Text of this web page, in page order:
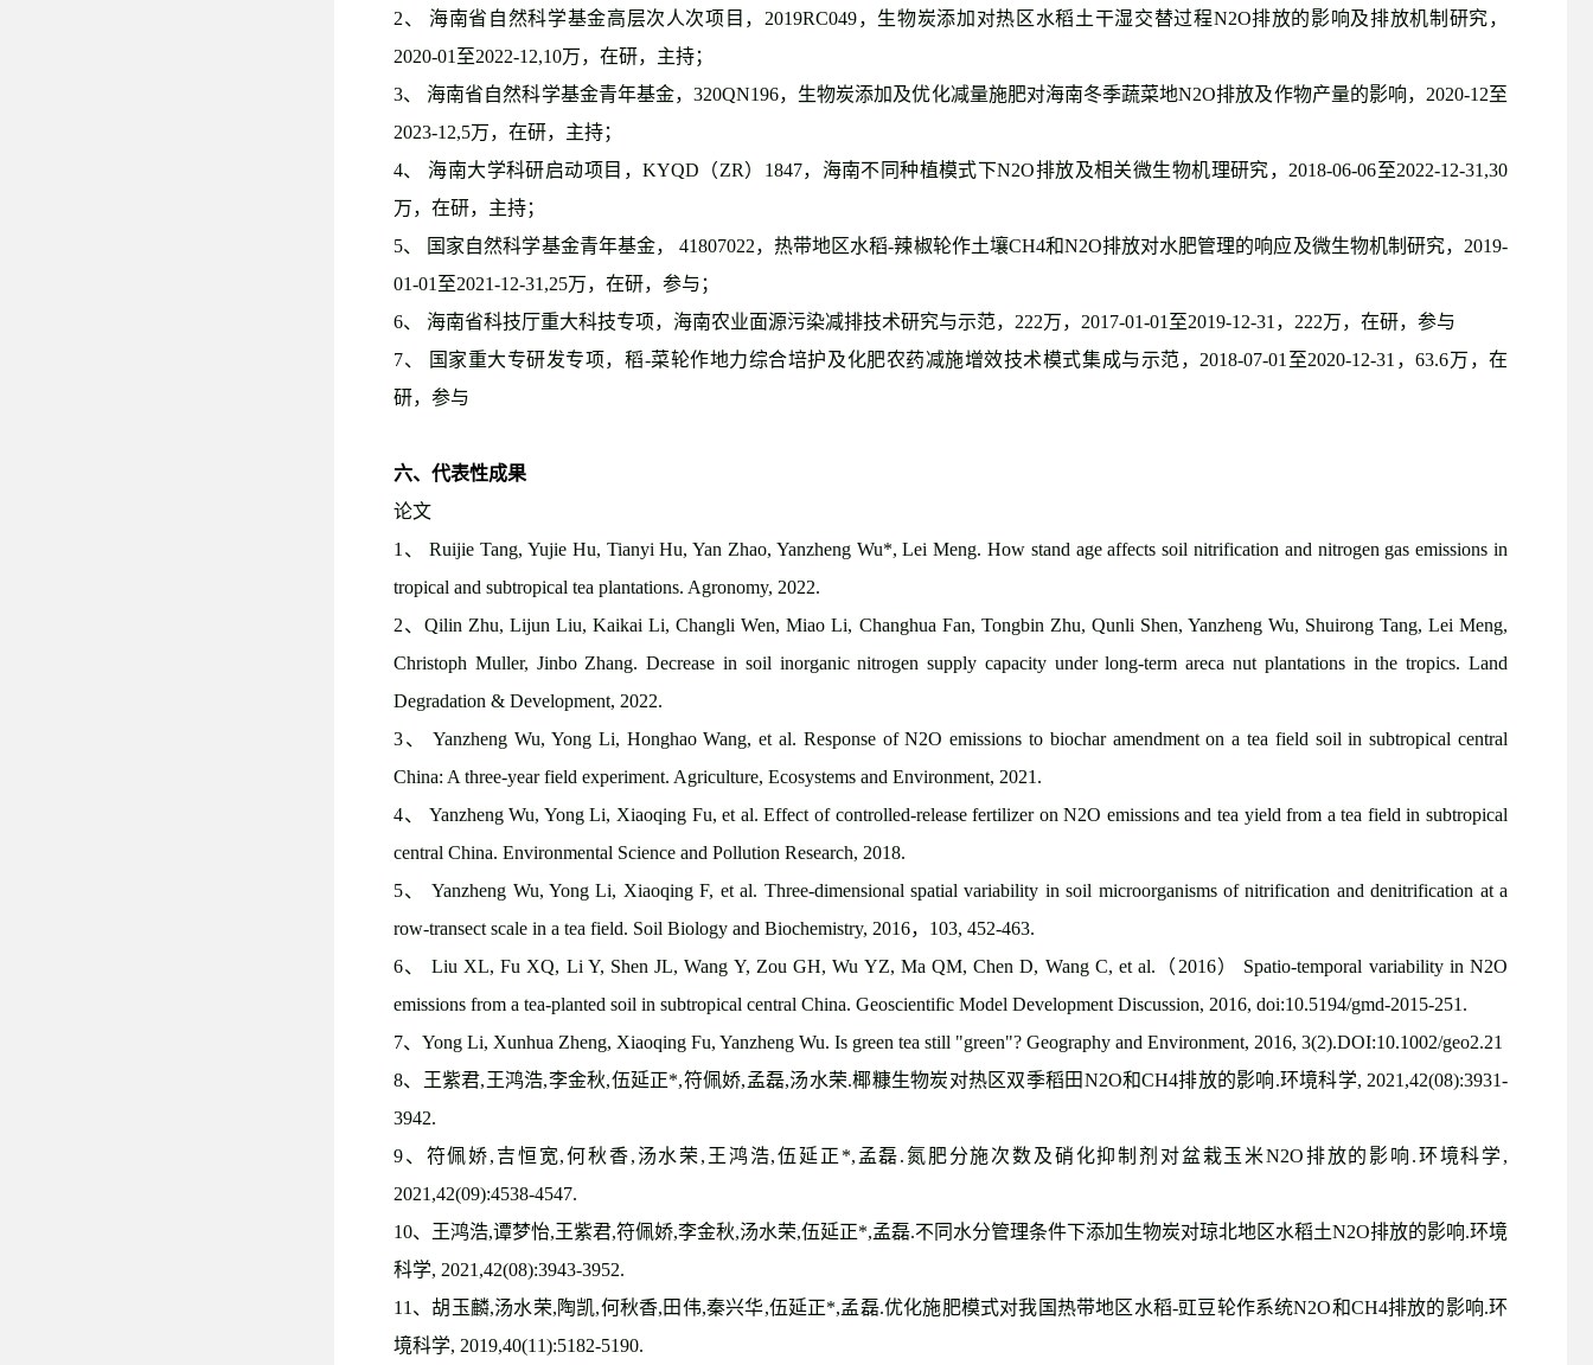
2、 海南省自然科学基金高层次人次项目， 2019RC049，生物炭添加对热区水稻土干湿交替过程N2O排放的影响及排放机制研究，
2020-01 至2022-12,10万，在研，主持；
3、 海南省自然科学基金青年基金， 320QN196，生物炭添加及优化减量施肥对海南冬季蔬菜地N2O排放及作物产量的影响， 2020-12至
2023-12,5万，在研，主持；
4、 海南大学科研启动项目， KYQD （ZR） 1847，海南不同种植模式下N2O排放及相关微生物机理研究， 2018-06-06至2022-12-31,30
万，在研，主持；
5、 国家自然科学基金青年基金， 41807022，热带地区水稻-辣椒轮作土壤CH4和N2O排放对水肥管理的响应及微生物机制研究， 2019-
01-01 至2021-12-31,25万，在研，参与；
6、 海南省科技厅重大科技专项，海南农业面源污染减排技术研究与示范， 222万， 2017-01-01 至2019-12-31 ， 222万，在研，参与
7、 国家重大专研发专项，稻-菜轮作地力综合培护及化肥农药减施增效技术模式集成与示范， 2018-07-01 至2020-12-31 ，63.6万，在
研，参与
六、代表性成果
论文
1 、
Ruijie Tang, Yujie Hu, Tianyi Hu, Yan Zhao, Yanzheng Wu*, Lei Meng. How stand age affects soil nitrification and nitrogen gas emissions in
tropical and subtropical tea plantations. Agronomy, 2022.
2、Qilin Zhu, Lijun Liu, Kaikai Li, Changli Wen, Miao Li, Changhua Fan, Tongbin Zhu, Qunli Shen, Yanzheng Wu, Shuirong Tang, Lei Meng,
Christoph Muller, Jinbo Zhang. Decrease in soil inorganic nitrogen supply capacity under long-term areca nut plantations in the tropics. Land
Degradation & Development, 2022.
3、
Yanzheng Wu, Yong Li, Honghao Wang, et al. Response of N2O emissions to biochar amendment on a tea field soil in subtropical central
China: A three-year field experiment. Agriculture, Ecosystems and Environment, 2021.
4、
Yanzheng Wu, Yong Li, Xiaoqing Fu, et al. Effect of controlled-release fertilizer on N2O emissions and tea yield from a tea field in subtropical
central China. Environmental Science and Pollution Research, 2018.
5、
Yanzheng Wu, Yong Li, Xiaoqing F, et al. Three-dimensional spatial variability in soil microorganisms of nitrification and denitrification at a
row-transect scale in a tea field. Soil Biology and Biochemistry, 2016， 103, 452-463.
6、 Liu XL, Fu XQ, Li Y, Shen JL, Wang Y, Zou GH, Wu YZ, Ma QM, Chen D, Wang C, et al. （ 2016）
Spatio-temporal variability in N2O
emissions from a tea-planted soil in subtropical central China. Geoscientific Model Development Discussion, 2016, doi:10.5194/gmd-2015-251.
7、 Yong Li, Xunhua Zheng, Xiaoqing Fu, Yanzheng Wu. Is green tea still "green"? Geography and Environment, 2016, 3(2).DOI:10.1002/geo2.21
8、王紫君, 王鸿浩,李金秋,伍延正*,符佩娇,孟磊,汤水荣.椰糠生物炭对热区双季稻田N2O和CH4排放的影响.环境科学, 2021,42(08):3931-
3942.
9、符佩娇, 吉恒宽,何秋香, 汤水荣 , 王鸿浩,伍延正 *, 孟磊.氮肥分施次数及硝化抑制剂对盆栽玉米N2O排放的影响 .环境科学,
2021,42(09):4538-4547.
10、王鸿浩,谭梦怡,王紫君,符佩娇,李金秋,汤水荣,伍延正*,孟磊.不同水分管理条件下添加生物炭对琼北地区水稻土N2O排放的影响.环境
科学, 2021,42(08):3943-3952.
11 、胡玉麟,汤水荣,陶凯,何秋香,田伟,秦兴华,伍延正*,孟磊.优化施肥模式对我国热带地区水稻-豇豆轮作系统N2O和CH4排放的影响.环
境科学, 2019,40(11):5182-5190.